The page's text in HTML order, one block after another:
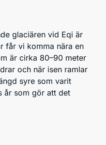
glaciären vid Eqi är
får vi komma nära en
är cirka 80–90 meter
och när isen ramlar
syre som varit
år som gör att det